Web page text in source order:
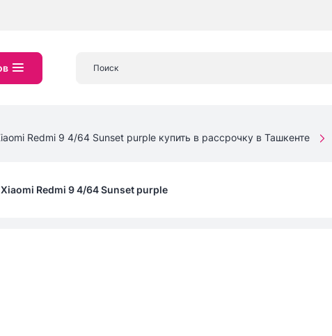
Redmi 9 4/64 Sunset purple купить в рассрочку в Ташкенте
Redmi 9 4/64 Sunset purple